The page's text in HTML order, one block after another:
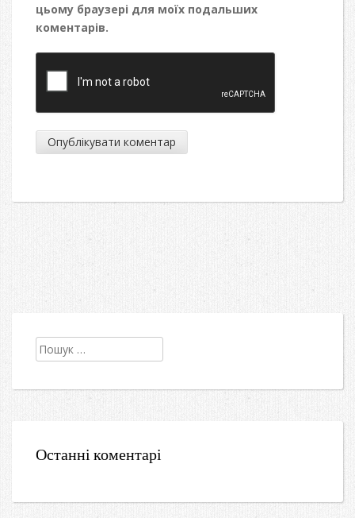
цьому браузері для моїх подальших
коментарів.
Пошук:
Останні коментарі